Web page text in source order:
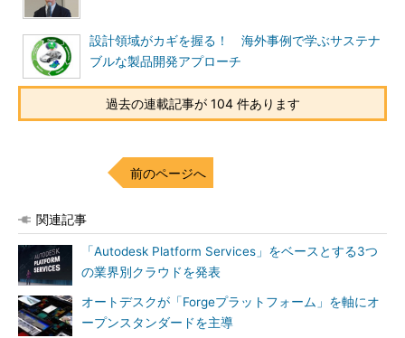
設計領域がカギを握る！ 海外事例で学ぶサステナ
ブルな製品開発アプローチ
過去の連載記事が 104 件あります
前のページへ
関連記事
「Autodesk Platform Services」をベースとする3つ
の業界別クラウドを発表
オートデスクが「Forgeプラットフォーム」を軸にオ
ープンスタンダードを主導